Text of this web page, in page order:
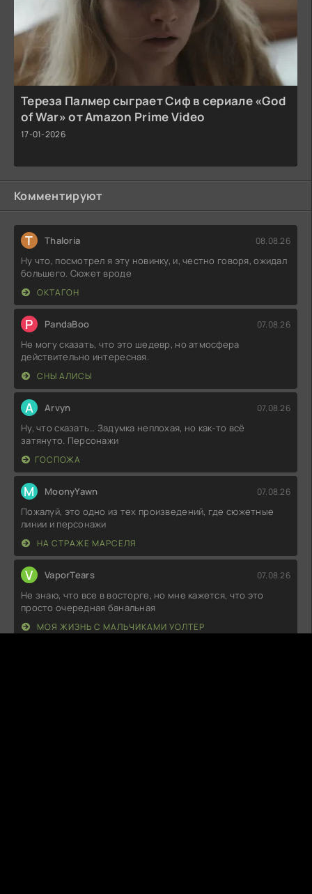
Тереза Палмер сыграет Сиф в сериале «God
of War» от Amazon Prime Video
17-01-2026
Комментируют
T Thaloria 08.08.26
Ну что, посмотрел я эту новинку, и, честно говоря, ожидал
большего. Сюжет вроде
ОКТАГОН
P PandaBoo 07.08.26
Не могу сказать, что это шедевр, но атмосфера
действительно интересная.
СНЫ АЛИСЫ
A Arvyn 07.08.26
Ну, что сказать… Задумка неплохая, но как-то всё
затянуто. Персонажи
ГОСПОЖА
M MoonyYawn 07.08.26
Пожалуй, это одно из тех произведений, где сюжетные
линии и персонажи
НА СТРАЖЕ МАРСЕЛЯ
V VaporTears 07.08.26
Не знаю, что все в восторге, но мне кажется, что это
просто очередная банальная
МОЯ ЖИЗНЬ С МАЛЬЧИКАМИ УОЛТЕР